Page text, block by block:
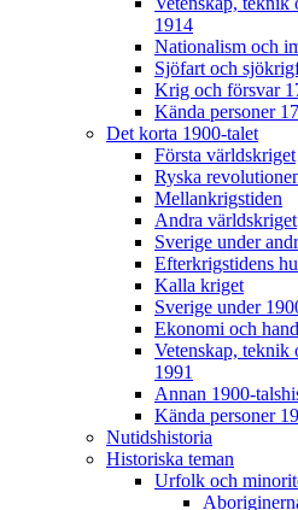
1914
Nationalism och
Sjöfart och
Krig och försvar
Kända personer
Det korta 1900-talet
Första världskriget
Ryska
Mellankrigstiden
Andra världskriget
Sverige under
Efterkrigstidens
Kalla kriget
Sverige under
Ekonomi och
Vetenskap, teknik
1991
Annan 1900-
Kända personer
Nutidshistoria
Historiska teman
Urfolk och